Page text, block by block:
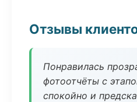
Отзывы
Понравилась
фотоотчёты с
спокойно и